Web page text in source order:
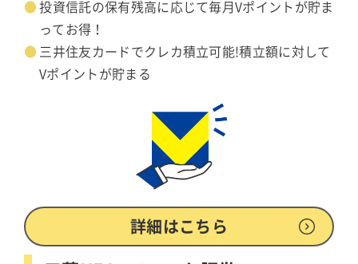
投資信託の保有残高に応じて毎月Vポイントが貯ま
ってお得！
三井住友カードでクレカ積立可能!積立額に対して
Vポイントが貯まる
詳細はこちら